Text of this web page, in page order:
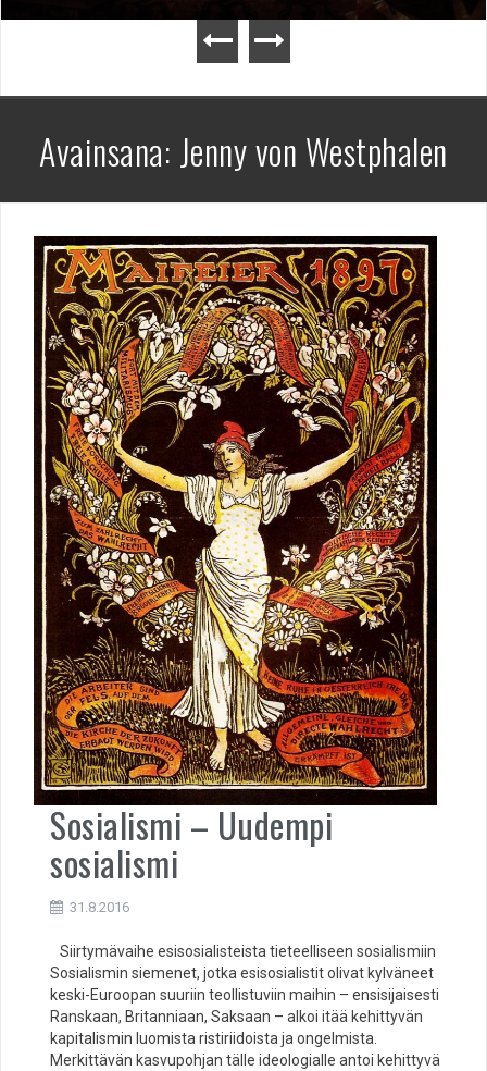
Avainsana: Jenny von Westphalen
Sosialismi – Uudempi
sosialismi
31.8.2016
Siirtymävaihe esisosialisteista tieteelliseen sosialismiin
Sosialismin siemenet, jotka esisosialistit olivat kylväneet
keski-Euroopan suuriin teollistuviin maihin – ensisijaisesti
Ranskaan, Britanniaan, Saksaan – alkoi itää kehittyvän
kapitalismin luomista ristiriidoista ja ongelmista.
Merkittävän kasvupohjan tälle ideologialle antoi kehittyvä